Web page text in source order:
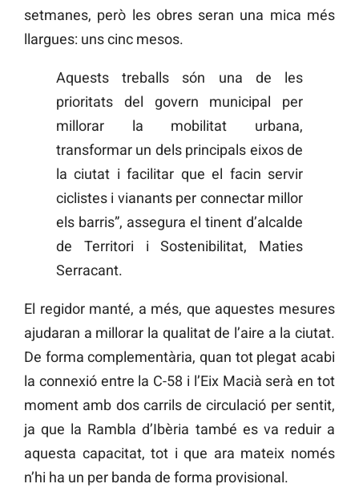
setmanes, però les obres seran una mica més
llargues: uns cinc mesos.
Aquests treballs són una de les
prioritats del govern municipal per
millorar la mobilitat urbana,
transformar un dels principals eixos de
la ciutat i facilitar que el facin servir
ciclistes i vianants per connectar millor
els barris”, assegura el tinent d’alcalde
de Territori i Sostenibilitat, Maties
Serracant.
El regidor manté, a més, que aquestes mesures
ajudaran a millorar la qualitat de l’aire a la ciutat.
De forma complementària, quan tot plegat acabi
la connexió entre la C-58 i l’Eix Macià serà en tot
moment amb dos carrils de circulació per sentit,
ja que la Rambla d’Ibèria també es va reduir a
aquesta capacitat, tot i que ara mateix només
n’hi ha un per banda de forma provisional.